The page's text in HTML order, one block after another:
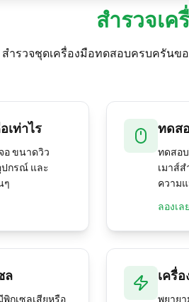
สำรวจเค
สำรวจชุดเครื่องมือทดสอบครบครันข
เท่าไร
อ ขนาดวิว
ปกรณ์ และ
ๆ
ทดส
ทดสอ
เมาส์
ความ
ลองเลย
ล
กเซลเสียหรือ
เครื่
พยาย